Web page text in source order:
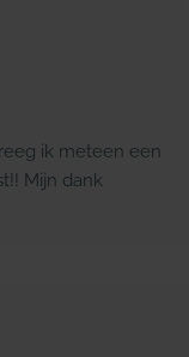
ik meteen een
Mijn dank